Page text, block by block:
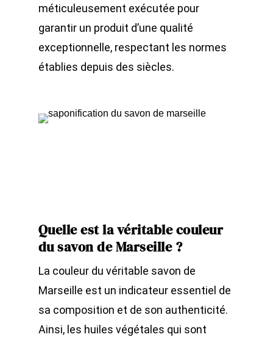
méticuleusement exécutée pour
garantir un produit d’une qualité
exceptionnelle, respectant les normes
établies depuis des siècles.
Quelle est la véritable couleur
du savon de Marseille ?
La couleur du véritable savon de
Marseille est un indicateur essentiel de
sa composition et de son authenticité.
Ainsi, les huiles végétales qui sont